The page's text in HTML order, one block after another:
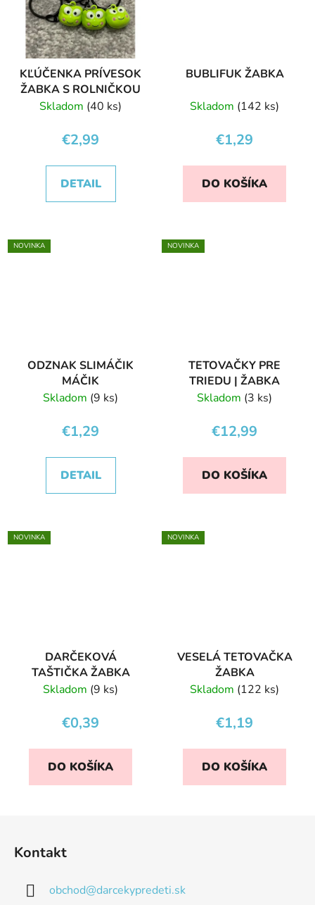
KĽÚČENKA PRÍVESOK
ŽABKA S ROLNIČKOU
Skladom (40 ks)
€2,99
DETAIL
BUBLIFUK ŽABKA
Skladom (142 ks)
€1,29
DO KOŠÍKA
NOVINKA
ODZNAK SLIMÁČIK
MÁČIK
Skladom (9 ks)
€1,29
DETAIL
NOVINKA
TETOVAČKY PRE
TRIEDU | ŽABKA
Skladom (3 ks)
€12,99
DO KOŠÍKA
NOVINKA
DARČEKOVÁ
TAŠTIČKA ŽABKA
Skladom (9 ks)
€0,39
DO KOŠÍKA
NOVINKA
VESELÁ TETOVAČKA
ŽABKA
Skladom (122 ks)
€1,19
DO KOŠÍKA
Kontakt
obchod@darcekypredeti.sk